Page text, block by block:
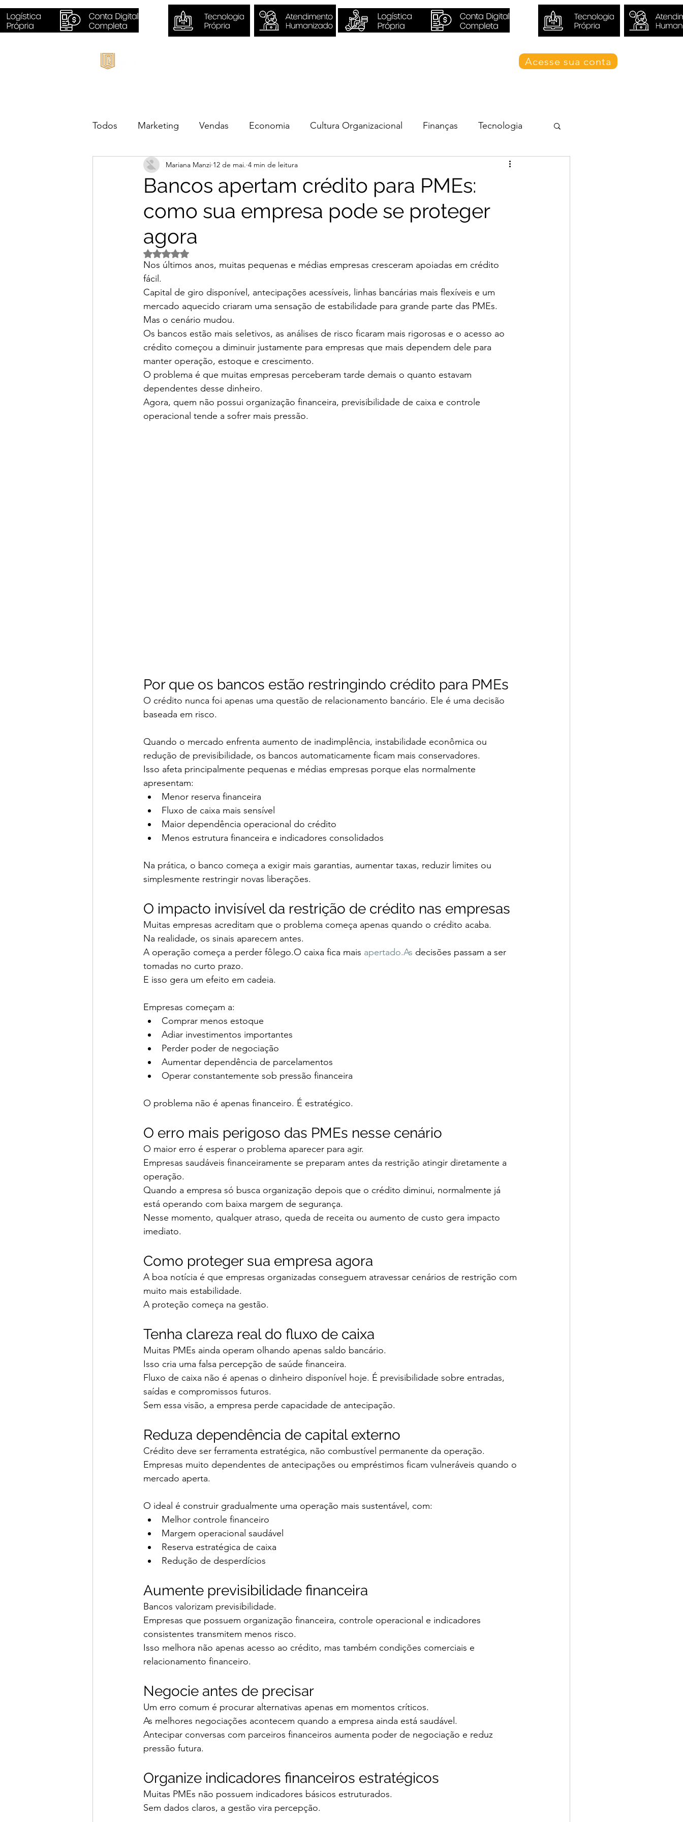
Acesse sua conta
Todos Marketing Vendas Economia Cultura Organizacional Finanças Tecnologia
Sustentabilidade Negócios
Bancos apertam crédito para PMEs:
como sua empresa pode se proteger
agora
Mariana Manzi 12 de mai. 4 min de leitura
Avaliado com NaN de 5 estrelas.
Nos últimos anos, muitas pequenas e médias empresas cresceram apoiadas em crédito
fácil.
Capital de giro disponível, antecipações acessíveis, linhas bancárias mais flexíveis e um
mercado aquecido criaram uma sensação de estabilidade para grande parte das PMEs.
Mas o cenário mudou.
Os bancos estão mais seletivos, as análises de risco ficaram mais rigorosas e o acesso ao
crédito começou a diminuir justamente para empresas que mais dependem dele para
manter operação, estoque e crescimento.
O problema é que muitas empresas perceberam tarde demais o quanto estavam
dependentes desse dinheiro.
Agora, quem não possui organização financeira, previsibilidade de caixa e controle
operacional tende a sofrer mais pressão.
Por que os bancos estão restringindo crédito para PMEs
O crédito nunca foi apenas uma questão de relacionamento bancário. Ele é uma decisão
baseada em risco.
Quando o mercado enfrenta aumento de inadimplência, instabilidade econômica ou
redução de previsibilidade, os bancos automaticamente ficam mais conservadores.
Isso afeta principalmente pequenas e médias empresas porque elas normalmente
apresentam:
Menor reserva financeira
Fluxo de caixa mais sensível
Maior dependência operacional do crédito
Menos estrutura financeira e indicadores consolidados
Na prática, o banco começa a exigir mais garantias, aumentar taxas, reduzir limites ou
simplesmente restringir novas liberações.
O impacto invisível da restrição de crédito nas empresas
Muitas empresas acreditam que o problema começa apenas quando o crédito acaba.
Na realidade, os sinais aparecem antes.
A operação começa a perder fôlego.O caixa fica mais apertado.As decisões passam a ser
tomadas no curto prazo.
E isso gera um efeito em cadeia.
Empresas começam a:
Comprar menos estoque
Adiar investimentos importantes
Perder poder de negociação
Aumentar dependência de parcelamentos
Operar constantemente sob pressão financeira
O problema não é apenas financeiro. É estratégico.
O erro mais perigoso das PMEs nesse cenário
O maior erro é esperar o problema aparecer para agir.
Empresas saudáveis financeiramente se preparam antes da restrição atingir diretamente a
operação.
Quando a empresa só busca organização depois que o crédito diminui, normalmente já
está operando com baixa margem de segurança.
Nesse momento, qualquer atraso, queda de receita ou aumento de custo gera impacto
imediato.
Como proteger sua empresa agora
A boa notícia é que empresas organizadas conseguem atravessar cenários de restrição com
muito mais estabilidade.
A proteção começa na gestão.
Tenha clareza real do fluxo de caixa
Muitas PMEs ainda operam olhando apenas saldo bancário.
Isso cria uma falsa percepção de saúde financeira.
Fluxo de caixa não é apenas o dinheiro disponível hoje. É previsibilidade sobre entradas,
saídas e compromissos futuros.
Sem essa visão, a empresa perde capacidade de antecipação.
Reduza dependência de capital externo
Crédito deve ser ferramenta estratégica, não combustível permanente da operação.
Empresas muito dependentes de antecipações ou empréstimos ficam vulneráveis quando o
mercado aperta.
O ideal é construir gradualmente uma operação mais sustentável, com:
Melhor controle financeiro
Margem operacional saudável
Reserva estratégica de caixa
Redução de desperdícios
Aumente previsibilidade financeira
Bancos valorizam previsibilidade.
Empresas que possuem organização financeira, controle operacional e indicadores
consistentes transmitem menos risco.
Isso melhora não apenas acesso ao crédito, mas também condições comerciais e
relacionamento financeiro.
Negocie antes de precisar
Um erro comum é procurar alternativas apenas em momentos críticos.
As melhores negociações acontecem quando a empresa ainda está saudável.
Antecipar conversas com parceiros financeiros aumenta poder de negociação e reduz
pressão futura.
Organize indicadores financeiros estratégicos
Muitas PMEs não possuem indicadores básicos estruturados.
Sem dados claros, a gestão vira percepção.